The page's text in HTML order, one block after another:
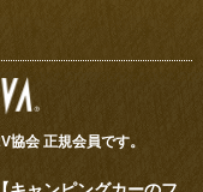
会 正規会員です。